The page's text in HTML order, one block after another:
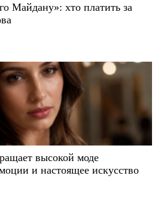
Майдану»: хто платить за
высокой моде
и настоящее искусство